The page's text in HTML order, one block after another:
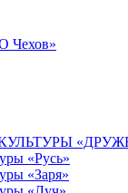
«Русь»
«Заря»